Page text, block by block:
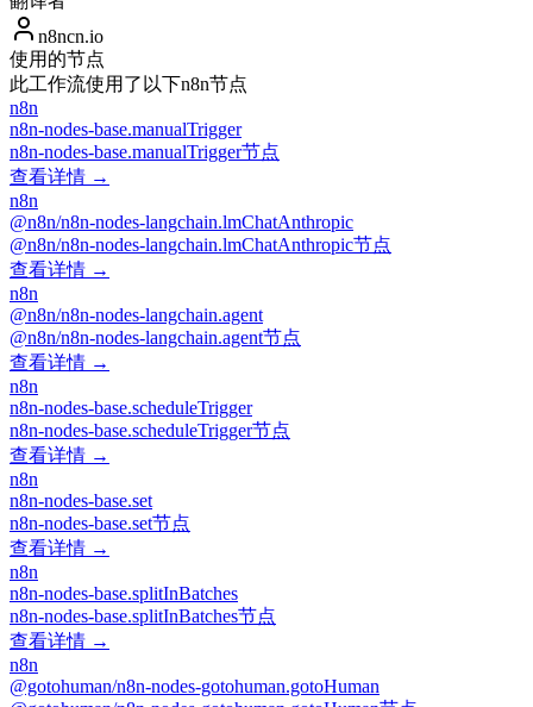
n8ncn.io
使用的节点
此工作流使用了以下n8n节点
n8n
n8n-nodes-base.manualTrigger
n8n-nodes-base.manualTrigger节点
查看详情 →
n8n
@n8n/n8n-nodes-langchain.lmChatAnthropic
@n8n/n8n-nodes-langchain.lmChatAnthropic节点
查看详情 →
n8n
@n8n/n8n-nodes-langchain.agent
@n8n/n8n-nodes-langchain.agent节点
查看详情 →
n8n
n8n-nodes-base.scheduleTrigger
n8n-nodes-base.scheduleTrigger节点
查看详情 →
n8n
n8n-nodes-base.set
n8n-nodes-base.set节点
查看详情 →
n8n
n8n-nodes-base.splitInBatches
n8n-nodes-base.splitInBatches节点
查看详情 →
n8n
@gotohuman/n8n-nodes-gotohuman.gotoHuman